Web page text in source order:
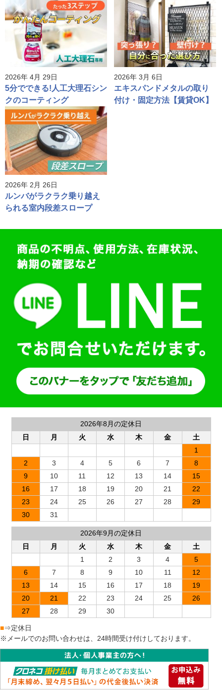
2026年 4月 29日
5分でできる!人工大理石シン
クのコーティング
2026年 3月 6日
エキスパンドメタルの取り
付け・固定方法【賃貸OK】
2026年 2月 26日
ルンバがラクラク乗り越え
られる室内段差スロープ
2026年8月の定休日
日
月 火 水 木 金
土
1
2
3 4 5 6 7
8
9
10 11 12 13 14
15
16
17 18 19 20 21
22
23
24 25 26 27 28
29
30
31
2026年9月の定休日
日
月 火 水 木 金
土
1
2 3 4
5
6
7 8 9 10 11
12
13
14 15 16 17 18
19
20
21 22 23 24 25
26
27
28 29 30
■⇒定休日
※メールでのお問い合わせは、24時間受け付けしております。